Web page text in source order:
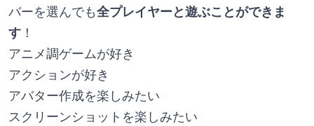
バーを選んでも全プレイヤーと遊ぶことができま
す ！
アニメ調ゲームが好き
アクションが好き
アバター作成を楽しみたい
スクリーンショットを楽しみたい